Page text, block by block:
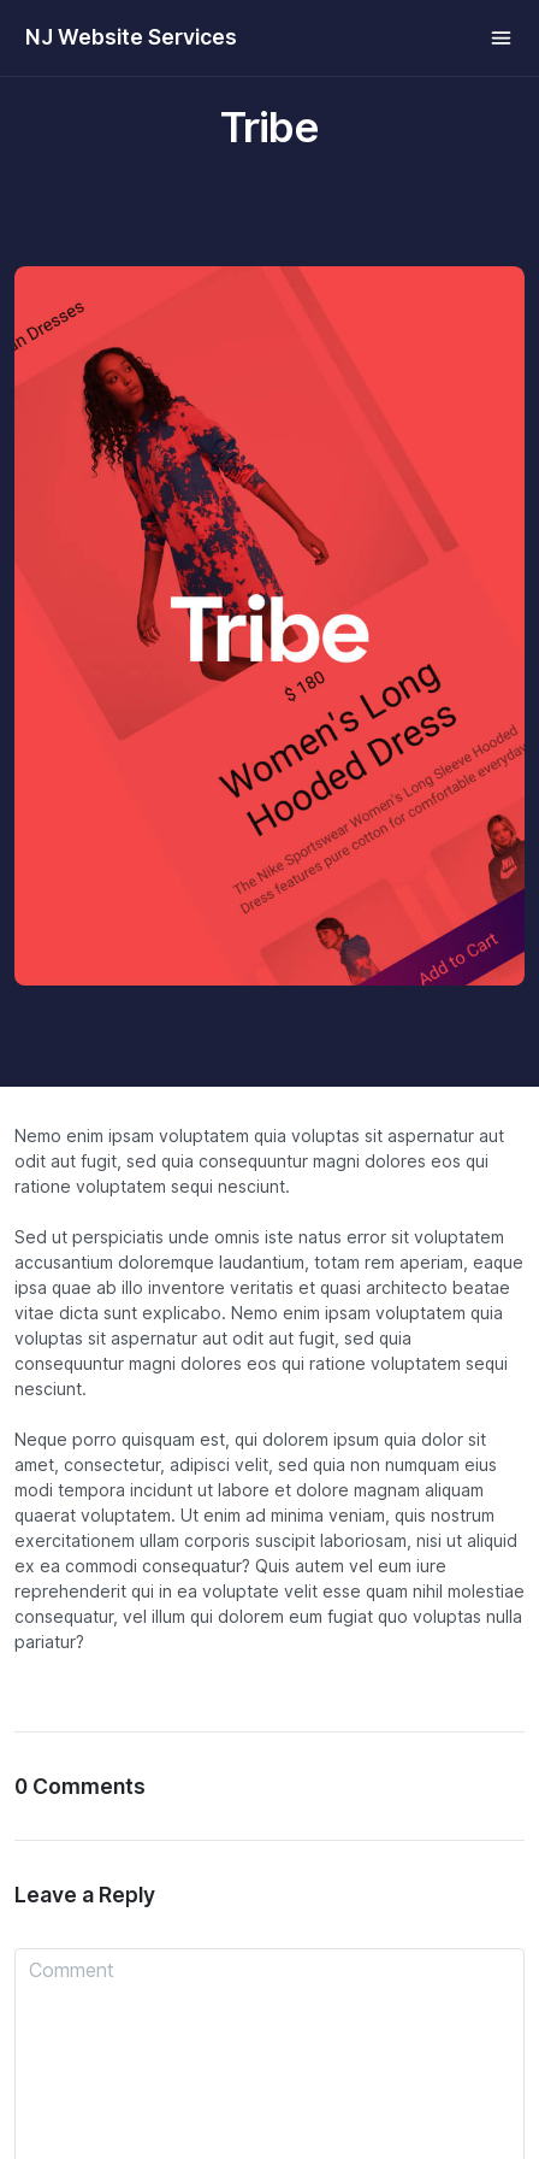
NJ Website Services
Tribe
Nemo enim ipsam voluptatem quia voluptas sit aspernatur aut
odit aut fugit, sed quia consequuntur magni dolores eos qui
ratione voluptatem sequi nesciunt.
Sed ut perspiciatis unde omnis iste natus error sit voluptatem
accusantium doloremque laudantium, totam rem aperiam, eaque
ipsa quae ab illo inventore veritatis et quasi architecto beatae
vitae dicta sunt explicabo. Nemo enim ipsam voluptatem quia
voluptas sit aspernatur aut odit aut fugit, sed quia
consequuntur magni dolores eos qui ratione voluptatem sequi
nesciunt.
Neque porro quisquam est, qui dolorem ipsum quia dolor sit
amet, consectetur, adipisci velit, sed quia non numquam eius
modi tempora incidunt ut labore et dolore magnam aliquam
quaerat voluptatem. Ut enim ad minima veniam, quis nostrum
exercitationem ullam corporis suscipit laboriosam, nisi ut aliquid
ex ea commodi consequatur? Quis autem vel eum iure
reprehenderit qui in ea voluptate velit esse quam nihil molestiae
consequatur, vel illum qui dolorem eum fugiat quo voluptas nulla
pariatur?
0 Comments
Leave a Reply